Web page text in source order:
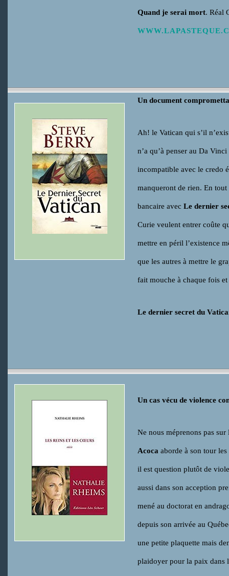
Quand je serai mort. Réal
Un document
Ah! le Vatican qui s’il
n’a qu’à penser au Da
incompatible avec le credo
manqueront de rien. En
bancaire avec Le dernier
Curie veulent entrer coûte
mettre en péril l’existence
que les autres à mettre le
fait mouche à chaque fois et
Le dernier secret du
Un cas vécu de violence
Ne nous méprenons pas
Acoca aborde à son tour
il est question plutôt de
aussi dans son acception
mené au doctorat en
depuis son arrivée au
une petite plaquette mais
plaidoyer pour la paix dans